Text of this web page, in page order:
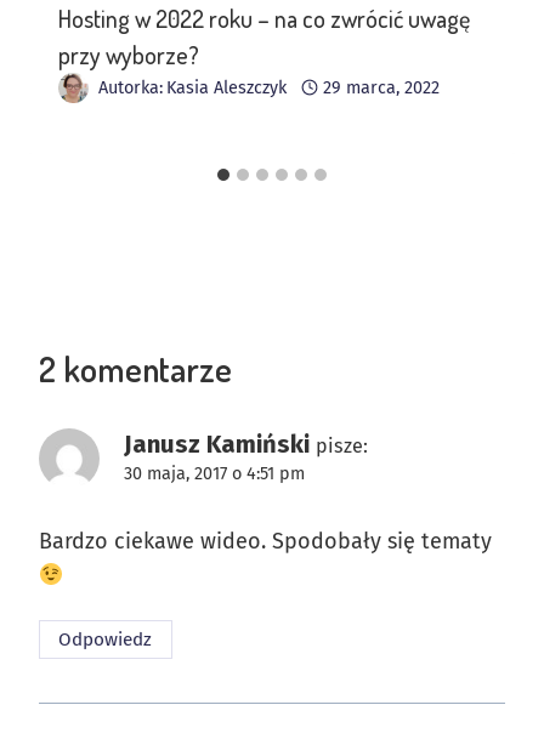
Hosting w 2022 roku – na co zwrócić uwagę
przy wyborze?
Autorka: Kasia Aleszczyk 29 marca, 2022
2 komentarze
Janusz Kamiński pisze:
30 maja, 2017 o 4:51 pm
Bardzo ciekawe wideo. Spodobały się tematy
Odpowiedz